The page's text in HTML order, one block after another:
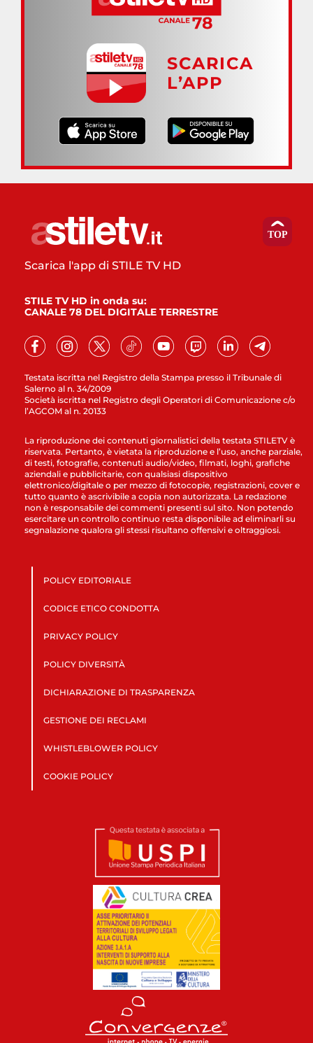
SCARICA
L’APP
Testata iscritta nel Registro della Stampa presso il Tribunale di
Salerno al n. 34/2009
Società iscritta nel Registro degli Operatori di Comunicazione c/o
l’AGCOM al n. 20133
Scarica l'app di STILE TV HD
STILE TV HD in onda su:
CANALE 78 DEL DIGITALE TERRESTRE
La riproduzione dei contenuti giornalistici della testata STILETV è
riservata. Pertanto, è vietata la riproduzione e l’uso, anche parziale,
di testi, fotografie, contenuti audio/video, filmati, loghi, grafiche
aziendali e pubblicitarie, con qualsiasi dispositivo
elettronico/digitale o per mezzo di fotocopie, registrazioni, cover e
tutto quanto è ascrivibile a copia non autorizzata. La redazione
non è responsabile dei commenti presenti sul sito. Non potendo
esercitare un controllo continuo resta disponibile ad eliminarli su
segnalazione qualora gli stessi risultano offensivi e oltraggiosi.
POLICY EDITORIALE
CODICE ETICO CONDOTTA
PRIVACY POLICY
POLICY DIVERSITÀ
DICHIARAZIONE DI TRASPARENZA
GESTIONE DEI RECLAMI
WHISTLEBLOWER POLICY
COOKIE POLICY